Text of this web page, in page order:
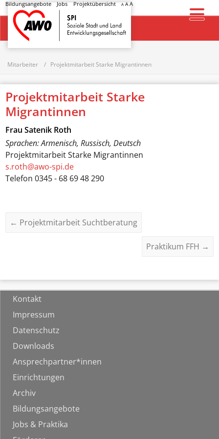
Bildungsangebote Jobs Projektübersicht A AA
Startseite
Mitarbeiter Projektmitarbeit Starke Migrantinnen
Projektmitarbeit Starke
Migrantinnen
Frau Satenik Roth
Sprachen: Armenisch, Russisch, Deutsch
Projektmitarbeit Starke Migrantinnen
s.roth@awo-spi.de
Telefon0345 - 68 69 48 290
← Projektmitarbeit Suchtberatung
Praktikum FFH →
Kontakt
Impressum
Datenschutz
Downloads
Ansprechpartner*innen
Einrichtungen
Archiv
Bildungsangebote
Jobs & Praktika